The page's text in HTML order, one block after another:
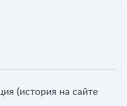
(история на сайте